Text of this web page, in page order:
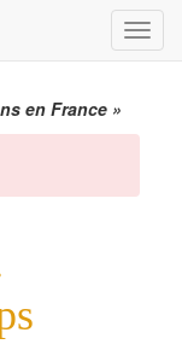
Menu
en France »